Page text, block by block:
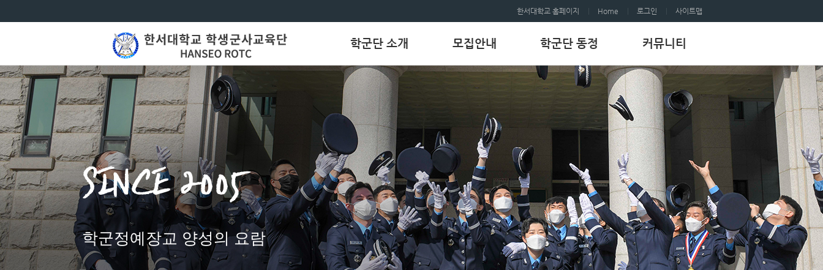
한서대학교 홈페이지 Home 로그인 사이트맵
학군단 소개 모집안내 학군단 동정 커뮤니티
학군정예장교 양성의 요람